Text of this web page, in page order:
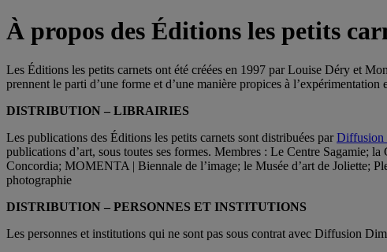
À propos des Éditions les petits
Les Éditions les petits carnets ont été créées en 1997 par Louise Déry et
prennent le parti d’une forme et d’une manière propices à
DISTRIBUTION – LIBRAIRIES
Les publications des Éditions les petits carnets sont distribuées parDiffusion
publications d’art, sous toutes ses formes. Membres : Le Centre
Concordia; MOMENTA | Biennale de l’image; le Musée d’art de Joliette;
photographie
DISTRIBUTION – PERSONNES ET INSTITUTIONS
Les personnes et institutions qui ne sont pas sous contrat avec Diffusion